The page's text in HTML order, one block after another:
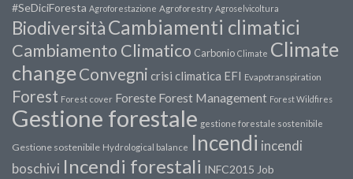
#SeDiciForesta Agroforestazione Agroforestry Agroselvicoltura
BiodiversitàCambiamenti climatici
Cambiamento Climatico Carbonio Climate Climate
changeConvegni crisi climatica EFI Evapotranspiration
Forest Forest cover Foreste Forest Management Forest Wildfires
Gestione forestale gestione forestale sostenibile
Gestione sostenibile Hydrological balance Incendi incendi
boschivi Incendi forestali INFC2015 Job